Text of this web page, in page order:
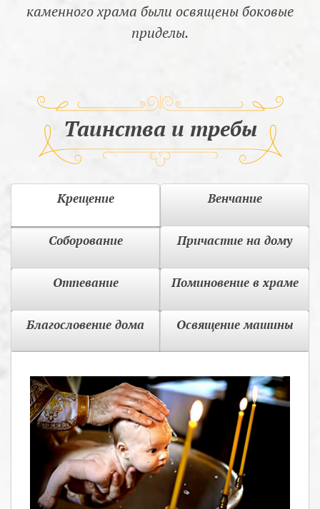
каменного храма были освящены боковые
приделы.
Таинства и требы
Крещение Венчание
Соборование Причастие на дому
Отпевание Поминовение в храме
Благословение дома Освящение машины